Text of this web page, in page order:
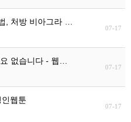
, 처방 비아그라 …
07-17
없습니다 - 웹…
07-17
웹툰
07-17